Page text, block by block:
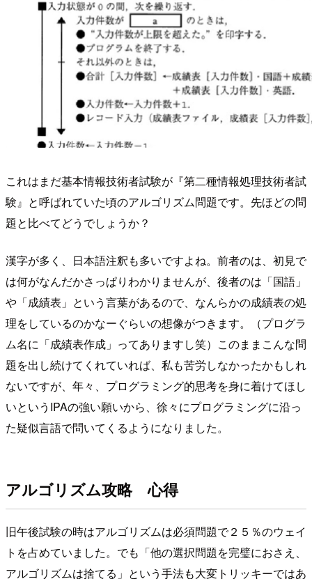
これはまだ基本情報技術者試験が『第二種情報処理技術者試
験』と呼ばれていた頃のアルゴリズム問題です。先ほどの問
題と比べてどうでしょうか？
漢字が多く、日本語注釈も多いですよね。前者のは、初見で
は何がなんだかさっぱりわかりませんが、後者のは「国語」
や「成績表」という言葉があるので、なんらかの成績表の処
理をしているのかなーぐらいの想像がつきます。（プログラ
ム名に「成績表作成」ってありますし笑）このままこんな問
題を出し続けてくれていれば、私も苦労しなかったかもしれ
ないですが、年々、プログラミング的思考を身に着けてほし
いというIPAの強い願いから、徐々にプログラミングに沿っ
た疑似言語で問いてくるようになりました。
アルゴリズム攻略 心得
旧午後試験の時はアルゴリズムは必須問題で２５％のウェイ
トを占めていました。でも「他の選択問題を完璧におさえ、
アルゴリズムは捨てる」という手法も大変トリッキーではあ